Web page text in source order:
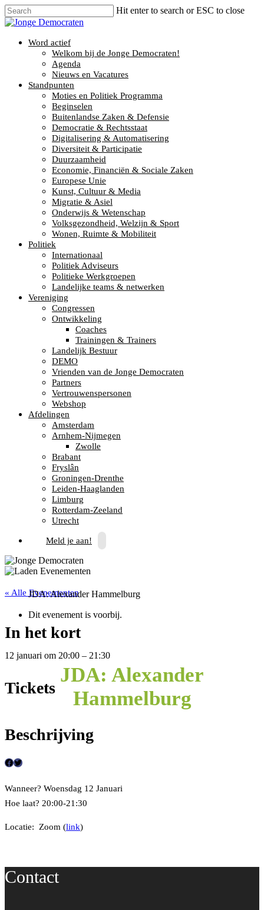
Hit enter to search or ESC to close
Word actief
Welkom bij de Jonge Democraten!
Agenda
Nieuws en Vacatures
Standpunten
Moties en Politiek Programma
Beginselen
Buitenlandse Zaken & Defensie
Democratie & Rechtsstaat
Digitalisering & Automatisering
Diversiteit & Participatie
Duurzaamheid
Economie, Financiën & Sociale Zaken
Europese Unie
Kunst, Cultuur & Media
Migratie & Asiel
Onderwijs & Wetenschap
Volksgezondheid, Welzijn & Sport
Wonen, Ruimte & Mobiliteit
Politiek
Internationaal
Politiek Adviseurs
Politieke Werkgroepen
Landelijke teams & netwerken
Vereniging
Congressen
Ontwikkeling
Coaches
Trainingen & Trainers
Landelijk Bestuur
DEMO
Vrienden van de Jonge Democraten
Partners
Vertrouwenspersonen
Webshop
Afdelingen
Amsterdam
Arnhem-Nijmegen
Zwolle
Brabant
Fryslân
Groningen-Drenthe
Leiden-Haaglanden
Limburg
Rotterdam-Zeeland
Utrecht
Meld je aan!
« Alle Evenementen
Dit evenement is voorbij.
JDA: Alexander
Hammelburg
JDA: Alexander Hammelburg
In het kort
12 januari om 20:00 – 21:30
Tickets
Beschrijving
F
a
c
b
k
T
t
Wanneer? Woensdag 12 Januari
Hoe laat? 20:00-21:30
Locatie: Zoom (link)
Contact